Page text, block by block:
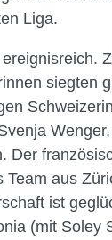
Liga.
siegten
Der
aus
ist
(mit Soley